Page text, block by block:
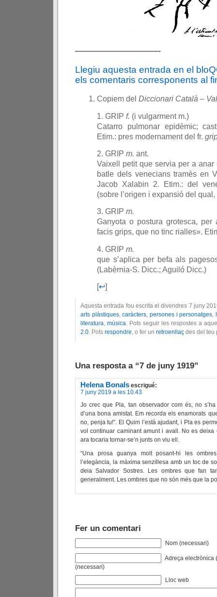
—————————-
Llegiu aquesta entrada en el
els comentaris corresponents al
Copiem del Diccionari Català –
1. GRIP f. (i vulgarment m.)
Catarro pulmonar epidèmic;
Etim.: pres modernament del fr.
2. GRIP m. ant.
Vaixell petit que servia per a
batle dels venecians tramès en
Jacob Xalabin 2. Etim.: del
(sobre l’origen i expansió del
3. GRIP m.
Ganyota o postura grotesca,
facis grips, que no tinc rialles».
4. GRIP m.
que s’aplica per befa als
(Labèrnia-S. Dicc.; Aguiló Dicc.)
[↩]
Aquesta entrada fou escrita el divendres 7 juny
arts plàstiques,caràcters, persones i personatges
literatura música . Pots seguir les respostes a
2.0 . Pots respondre , o fer un retroenllaç des del teu
Una resposta a “7 de juny 1919”
Helena Bonals escrigué:
7 juny 2019 a les 10.43
Jo crec que Pla, tan observador com és, no
d’una bona amistat. Em recorda els enamorats
no, penja tu!”. El Quim l’està ajudant, i Pla es
vol continuar caminant amunt i avall. No es deixa
ara tocaria tornar-se’n junts on viu ell.
“Una prosa guanya molt posant-hi les
l’elegància, la màxima senzillesa amb un toc de
deia Salvador Sostres. Les ombres que fan
generalment. Les ombres que no són més que la
Fer un comentari
Nom (necessari)
Adreça electrònica
(necessari)
Lloc web